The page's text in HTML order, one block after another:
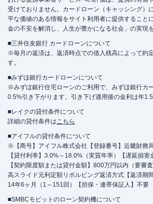
受けておりません。カードローン（キャッシング）
平な価値のある情報をサイト利用者に提供すること
金の不安を解消し、人生が豊かになる社会」の実現
■三井住友銀行 カードローンについて
※毎月の返済は、返済時点での借入残高によって約
す。
■みずほ銀行カードローンについて
※みずほ銀行住宅ローンのご利用で、みずほ銀行カ
0.5%引き下がります。引き下げ適用後の金利は年
■レイクの貸付条件について
詳細の貸付条件はこちら
■アイフルの貸付条件について
※【商号】アイフル株式会社【登録番号】近畿財務
【貸付利率】3.0%～18.0%（実質年率）【遅延損害
【契約限度額または貸付金額】800万円以内（要審
高スライド元利定額リボルビング返済方式【返済期
14年6ヶ月（1～151回）【担保・連帯保証人】不要
■SMBCモビットのローン契約機について